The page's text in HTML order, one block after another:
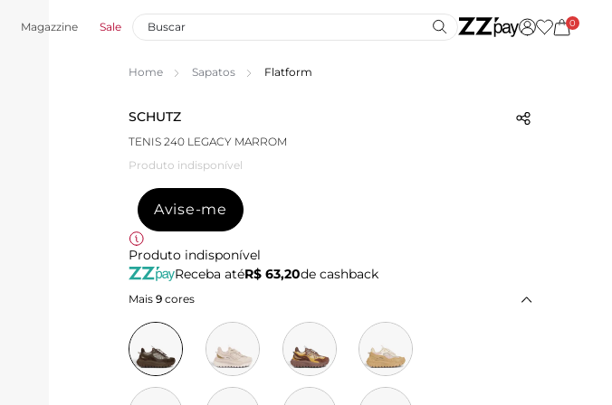
Magazzine Sale 0
Home Sapatos Flatform
SCHUTZ
TENIS 240 LEGACY MARROM
Produto indisponível
Avise-me
Produto indisponível
Receba atéR$ 63,20de cashback
Mais 9 cores